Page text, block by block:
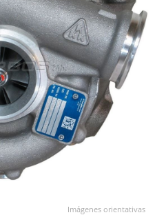
Imágenes orientativas